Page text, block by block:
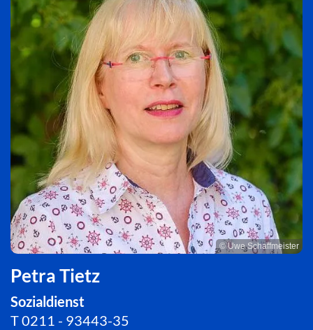
© Uwe Schaffmeister
Petra Tietz
Sozialdienst
T0211 - 93443-35